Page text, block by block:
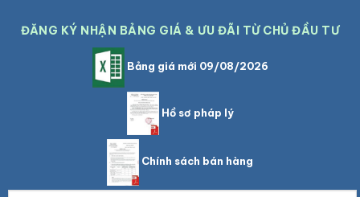
ĐĂNG KÝ NHẬN BẢNG GIÁ & ƯU ĐÃI TỪ CHỦ ĐẦU TƯ
Bảng giá mới 09/08/2026
Hồ sơ pháp lý
Chính sách bán hàng